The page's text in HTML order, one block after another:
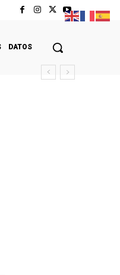
DATOS